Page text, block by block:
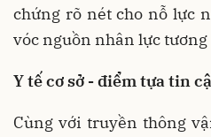
chứng rõ nét cho nỗ lực
vóc nguồn nhân lực
Y tế cơ sở - điểm tựa tin
Cùng với truyền thông